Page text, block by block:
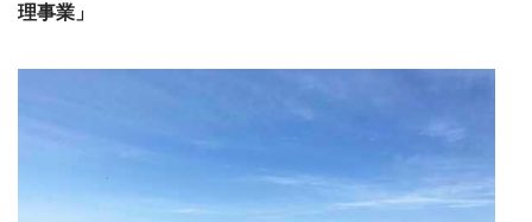
理事業」